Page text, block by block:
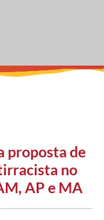
proposta de
no
AP e MA